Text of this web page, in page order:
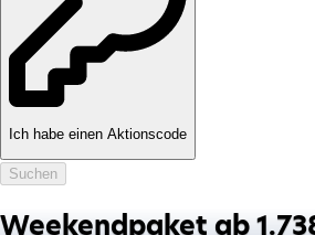
Ich habe einen Aktionscode
Suchen
Weekendpaket ab